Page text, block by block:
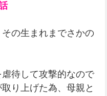
の生まれまでさかの
待して攻撃的なので
り上げた為、母親と